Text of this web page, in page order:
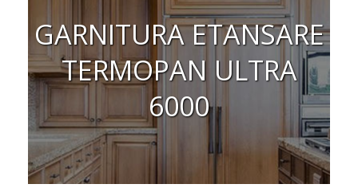
PRETURI
PROGRAMARI
ONLINE
CONTACT
GARNITURA ETANSARE
TERMOPAN ULTRA
6000